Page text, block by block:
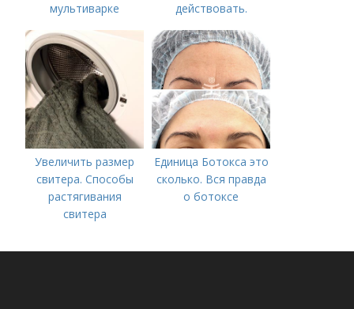
мультиварке
действовать.
«Ботоксом»
Увеличить размер
свитера. Способы
растягивания
свитера
Единица Ботокса это
сколько. Вся правда
о ботоксе